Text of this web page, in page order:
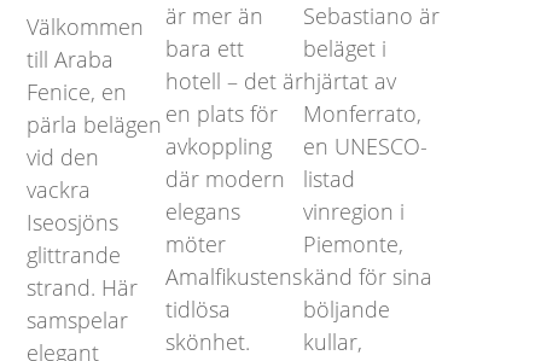
Välkommen
till Araba
Fenice, en
pärla belägen
vid den
vackra
Iseosjöns
glittrande
strand. Här
samspelar
elegant
är mer än
bara ett
hotell – det är
en plats för
avkoppling
där modern
elegans
möter
Amalfikustens
tidlösa
skönhet.
Sebastiano är
beläget i
hjärtat av
Monferrato,
en UNESCO-
listad
vinregion i
Piemonte,
känd för sina
böljande
kullar,